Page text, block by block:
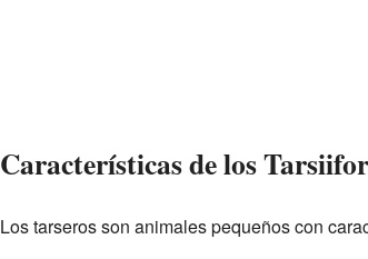
Características de los
Los tarseros son animales pequeños con